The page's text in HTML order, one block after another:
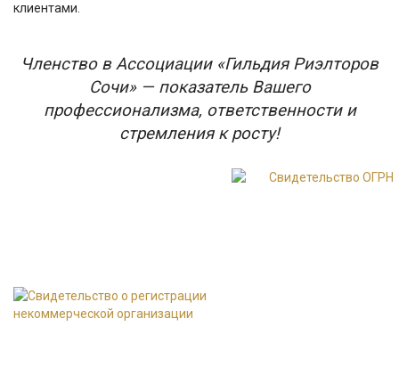
клиентами.
Членство в Ассоциации «Гильдия Риэлторов
Сочи» — показатель Вашего
профессионализма, ответственности и
стремления к росту!